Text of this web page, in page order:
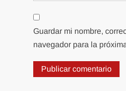
Guardar mi nombre,
navegador para la